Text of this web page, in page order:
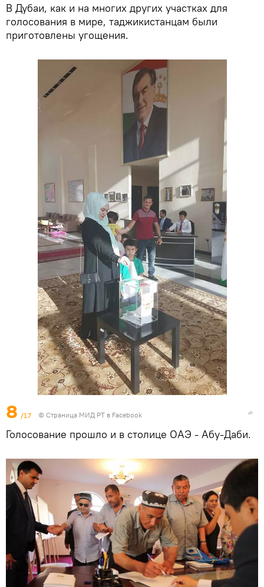
В Дубаи, как и на многих других участках для
голосования в мире, таджикистанцам были
приготовлены угощения.
8 /17 © Страница МИД РТ в Facebook
Голосование прошло и в столице ОАЭ - Абу-Даби.